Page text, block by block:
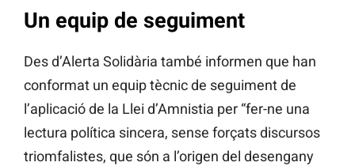
Un equip de seguiment
Des d’Alerta Solidària també informen que han
conformat un equip tècnic de seguiment de
l’aplicació de la Llei d’Amnistia per “fer-ne una
lectura política sincera, sense forçats discursos
triomfalistes, que són a l’origen del desengany